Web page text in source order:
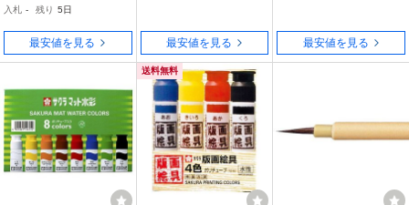
入札 - 残り 5日
最安値を見る 最安値を見る 最安値を見る
送料無料